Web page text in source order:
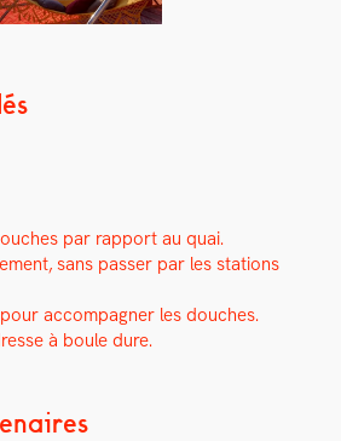
par rap­port au quai.
sans pass­er par les sta­tions
accom­pa­g­n­er les douch­es.
à boule dure.